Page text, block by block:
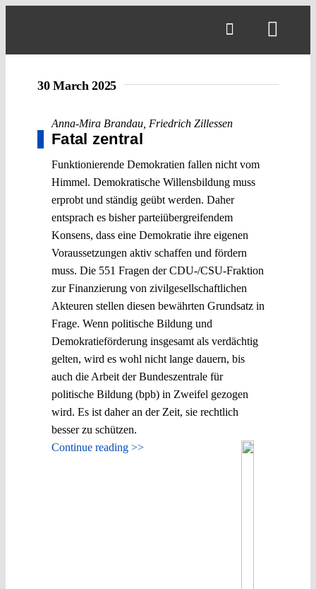
30 March 2025
Anna-Mira Brandau Friedrich Zillessen
Fatal zentral
Funktionierende Demokratien fallen nicht vom
Himmel. Demokratische Willensbildung muss
erprobt und ständig geübt werden. Daher
entsprach es bisher parteiübergreifendem
Konsens, dass eine Demokratie ihre eigenen
Voraussetzungen aktiv schaffen und fördern
muss. Die 551 Fragen der CDU-/CSU-Fraktion
zur Finanzierung von zivilgesellschaftlichen
Akteuren stellen diesen bewährten Grundsatz in
Frage. Wenn politische Bildung und
Demokratieförderung insgesamt als verdächtig
gelten, wird es wohl nicht lange dauern, bis
auch die Arbeit der Bundeszentrale für
politische Bildung (bpb) in Zweifel gezogen
wird. Es ist daher an der Zeit, sie rechtlich
besser zu schützen.
Continue reading >>